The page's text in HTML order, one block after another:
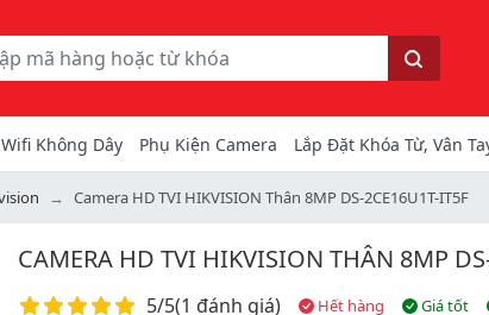
Tìm kiếm
Không Dây Phụ Kiện Camera Lắp Đặt Khóa Từ, Vân
Camera HD TVI HIKVISION Thân 8MP DS-2CE16U1T-IT5F
CAMERA HD TVI HIKVISION THÂN 8MP
Điểm đánh giá
5/5(1 đánh giá) Hết hàng Giá tốt